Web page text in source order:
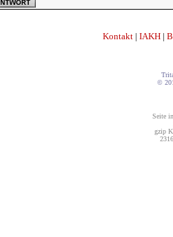
Kontakt | IAKH |
©
Seite
gzip